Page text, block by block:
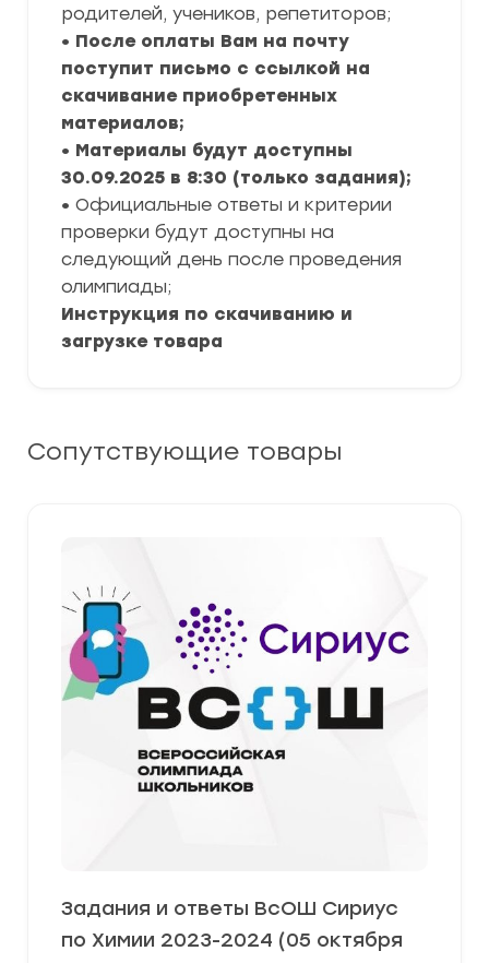
родителей, учеников, репетиторов;
• После оплаты Вам на почту
поступит письмо с ссылкой на
скачивание приобретенных
материалов;
• Материалы будут доступны
30.09.2025 в 8:30 (только задания);
• Официальные ответы и критерии
проверки будут доступны на
следующий день после проведения
олимпиады;
Инструкция по скачиванию и
загрузке товара
Сопутствующие товары
Задания и ответы ВсОШ Сириус
по Химии 2023-2024 (05 октября